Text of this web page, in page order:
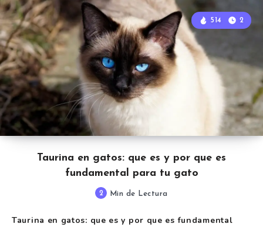
Taurina en gatos: que es y por que es
fundamental para tu gato
514 2
2 Min de Lectura
Taurina en gatos: que es y por que es fundamental